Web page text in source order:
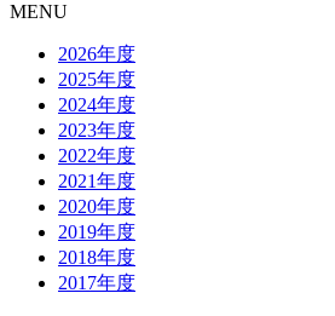
MENU
2026年度
2025年度
2024年度
2023年度
2022年度
2021年度
2020年度
2019年度
2018年度
2017年度